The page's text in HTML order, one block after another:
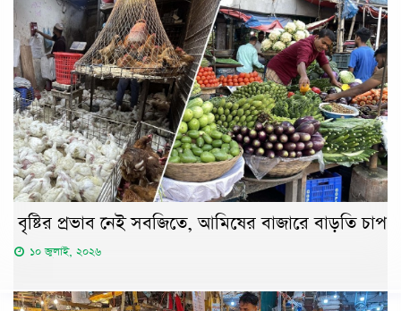
বৃষ্টির প্রভাব নেই সবজিতে, আমিষের বাজারে বাড়তি চাপ
১০ জুলাই, ২০২৬